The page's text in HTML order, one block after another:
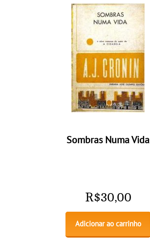
Sombras Numa Vida
R$30,00
Adicionar ao carrinho